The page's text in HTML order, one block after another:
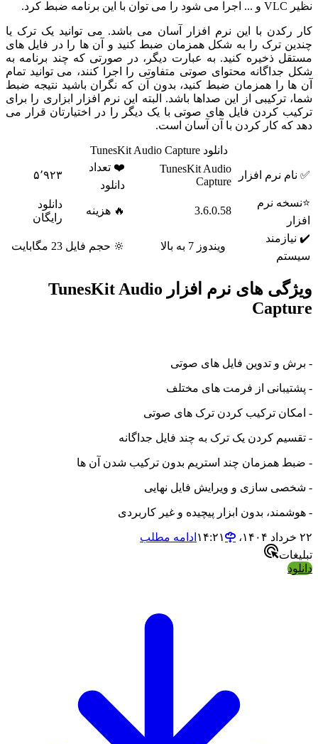
نظیر VLC و ... اجرا می شود را می توان با این برنامه ضبط کرد.
کار رکدن با این نرم افزار آسان می باشد. می توانید یک ترک یا
چندین ترک را به شکل همزمان ضبط کنید و آن ها را در فایل های
مستقل ذخیره کنید. به عبارت دیگر، در صورتی که چند برنامه به
شکل جداگانه محتوای صوتی متفاوتی را اجرا کنند، می توانید تمام
آن ها را همزمان ضبط کنید، بدون آن که نگران باشید نتیجه ضبط
شما، ترکیبی از این صداها باشد. البته این نرم افزار ابزاری را برای
ترکیب کردن فایل های صوتی با یک دیگر را در اختیارتان قرار می
دهد که کار کردن با آن آسان است.
دانلود TunesKit Audio Capture
✅ نام نرم افزار
TunesKit Audio
Capture
❤️ تعداد
دانلود
۵٬۹۲۳
⭐نسخه نرم
افزار
3.6.0.58 🔥 هزینه
دانلود
رایگان
✔️ نیازمند
سیستم
ویندوز 7 به بالا 🔆 حجم فایل 23 مگابایت
ویژگی های نرم افزار TunesKit Audio
Capture
- برش و تدوین فایل های صوتی
- پشتیبانی از فرمت های مختلف
- امکان ترکیب کردن ترک های صوتی
- تقسیم کردن یک ترک به چند فایل جداگانه
- ضبط همزمان چند استریم بدون ترکیب شدن آن ها
- شخصی سازی و ویرایش فایل نهایی
- هوشمند، بدون ابزار پیچیده و غیر کاربردی
۲۲ خرداد ۱۴۰۴،‏ ۱۴:۲۱
ادامه مطلب
تبلیغات
دانلود